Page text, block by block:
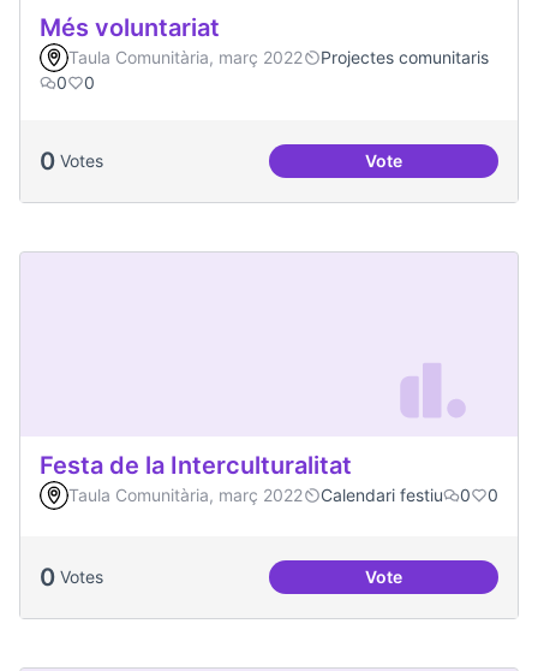
Més voluntariat
Taula Comunitària, març 2022
Projectes comunitaris
0
0
0 Votes VoteMés voluntariat
Festa de la Interculturalitat
Taula Comunitària, març 2022 Calendari festiu 0 0
0 Votes VoteFesta de la